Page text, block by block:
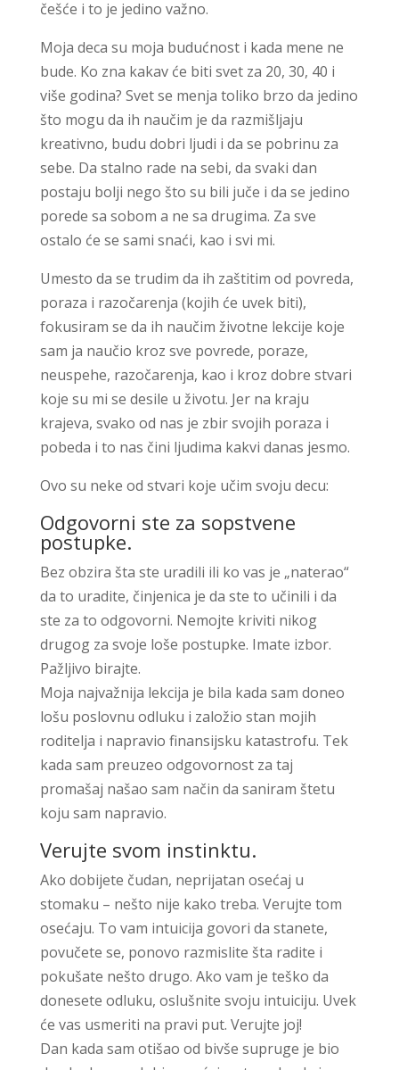
češće i to je jedino važno.
Moja deca su moja budućnost i kada mene ne
bude. Ko zna kakav će biti svet za 20, 30, 40 i
više godina? Svet se menja toliko brzo da jedino
što mogu da ih naučim je da razmišljaju
kreativno, budu dobri ljudi i da se pobrinu za
sebe. Da stalno rade na sebi, da svaki dan
postaju bolji nego što su bili juče i da se jedino
porede sa sobom a ne sa drugima. Za sve
ostalo će se sami snaći, kao i svi mi.
Umesto da se trudim da ih zaštitim od povreda,
poraza i razočarenja (kojih će uvek biti),
fokusiram se da ih naučim životne lekcije koje
sam ja naučio kroz sve povrede, poraze,
neuspehe, razočarenja, kao i kroz dobre stvari
koje su mi se desile u životu. Jer na kraju
krajeva, svako od nas je zbir svojih poraza i
pobeda i to nas čini ljudima kakvi danas jesmo.
Ovo su neke od stvari koje učim svoju decu:
Odgovorni ste za sopstvene
postupke.
Bez obzira šta ste uradili ili ko vas je „naterao“
da to uradite, činjenica je da ste to učinili i da
ste za to odgovorni. Nemojte kriviti nikog
drugog za svoje loše postupke. Imate izbor.
Pažljivo birajte.
Moja najvažnija lekcija je bila kada sam doneo
lošu poslovnu odluku i založio stan mojih
roditelja i napravio finansijsku katastrofu. Tek
kada sam preuzeo odgovornost za taj
promašaj našao sam način da saniram štetu
koju sam napravio.
Verujte svom instinktu.
Ako dobijete čudan, neprijatan osećaj u
stomaku – nešto nije kako treba. Verujte tom
osećaju. To vam intuicija govori da stanete,
povučete se, ponovo razmislite šta radite i
pokušate nešto drugo. Ako vam je teško da
donesete odluku, oslušnite svoju intuiciju. Uvek
će vas usmeriti na pravi put. Verujte joj!
Dan kada sam otišao od bivše supruge je bio